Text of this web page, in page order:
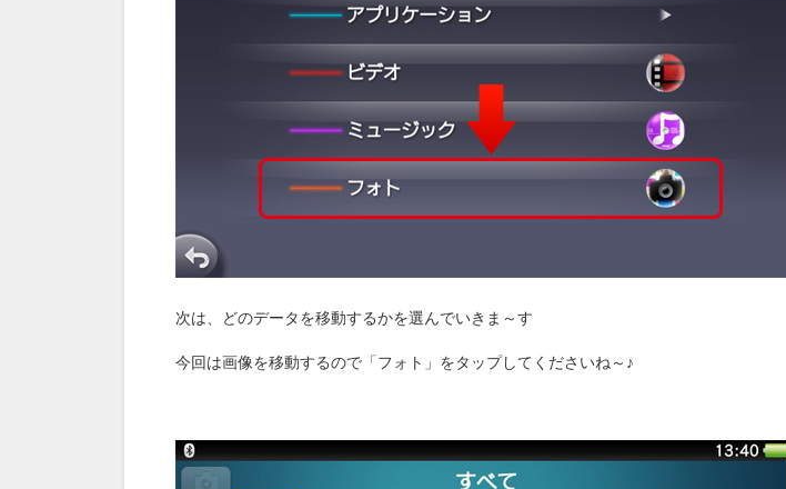
次は、どのデータを移動するかを選んでいきま～す
今回は画像を移動するので「フォト」をタップしてくださいね～♪